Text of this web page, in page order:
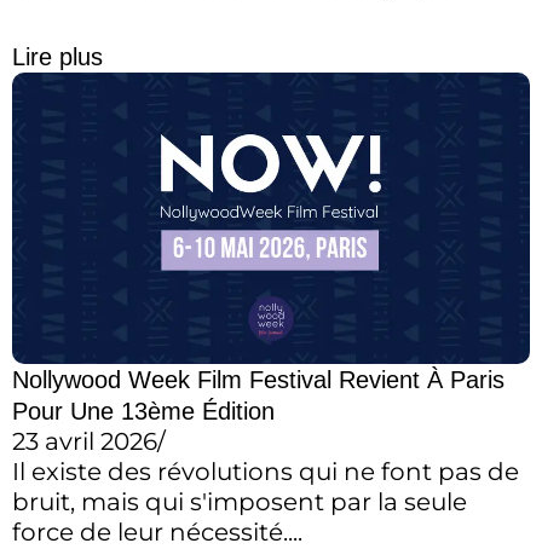
Lire plus
Nollywood Week Film Festival Revient À Paris
Pour Une 13ème Édition
23 avril 2026/
Il existe des révolutions qui ne font pas de
bruit, mais qui s'imposent par la seule
force de leur nécessité....